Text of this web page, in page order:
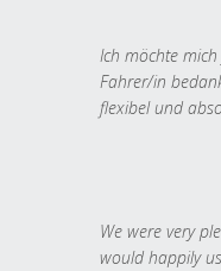
Ich möchte
Fahrer/in
flexibel und
We were very
would happily